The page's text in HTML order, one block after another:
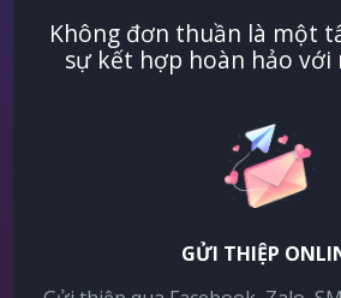
Không đơn thuần là một
sự kết hợp hoàn hảo với
GỬI THIỆP